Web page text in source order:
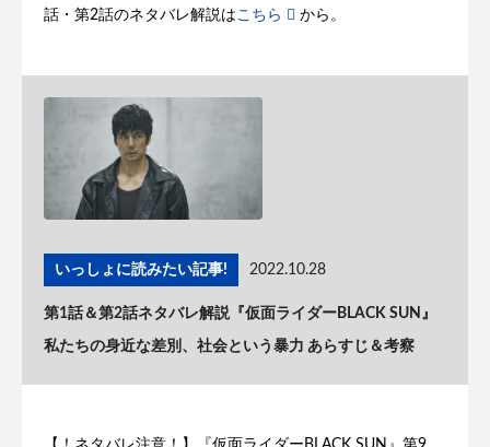
話・第2話のネタバレ解説は こちら から。
いっしょに読みたい記事! 2022.10.28
第1話＆第2話ネタバレ解説『仮面ライダーBLACK SUN』
私たちの身近な差別、社会という暴力 あらすじ＆考察